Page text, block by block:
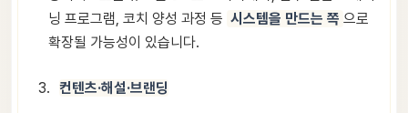
닝 프로그램, 코치 양성 과정 등 시스템을 만드는 쪽 으로
확장될 가능성이 있습니다.
컨텐츠·해설·브랜딩